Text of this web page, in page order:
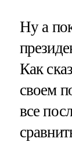
Ну а
Как
своем
все